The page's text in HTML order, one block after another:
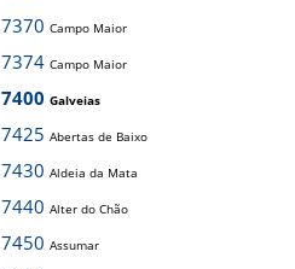
7370 Campo Maior
7374 Campo Maior
7400 Galveias
7425 Abertas de Baixo
7430 Aldeia da Mata
7440 Alter do Chão
7450 Assumar